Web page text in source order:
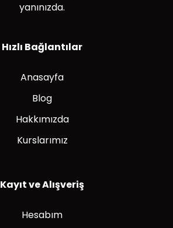
yanınızda.
Hızlı Bağlantılar
Anasayfa
Blog
Hakkımızda
Kurslarımız
Kayıt ve Alışveriş
Hesabım